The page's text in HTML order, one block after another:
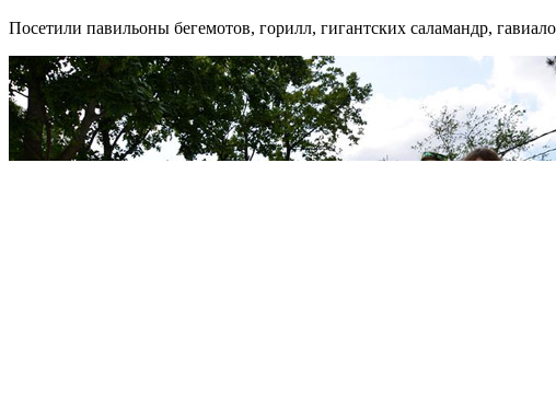
Посетили павильоны бегемотов, горилл, гигантских саламандр,